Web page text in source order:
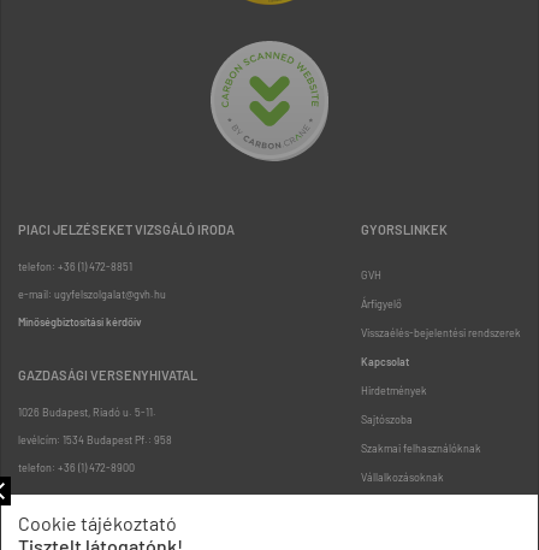
PIACI JELZÉSEKET VIZSGÁLÓ IRODA
telefon: +36 (1) 472-8851
e-mail: ugyfelszolgalat@gvh.hu
Minőségbiztosítási kérdőív
GAZDASÁGI VERSENYHIVATAL
1026 Budapest, Riadó u. 5-11.
levélcím: 1534 Budapest Pf.: 958
telefon: +36 (1) 472-8900
GYORSLINKEK
GVH
Árfigyelő
Visszaélés-bejelentési rendszerek
Kapcsolat
Hirdetmények
Sajtószoba
Szakmai felhasználóknak
Vállalkozásoknak
Cookie tájékoztató